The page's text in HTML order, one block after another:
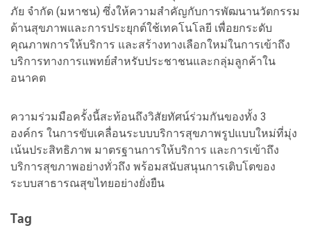
ภัย จำกัด (มหาชน) ซึ่งให้ความสำคัญกับการพัฒนานวัตกรรม
ด้านสุขภาพและการประยุกต์ใช้เทคโนโลยี เพื่อยกระดับ
คุณภาพการให้บริการ และสร้างทางเลือกใหม่ในการเข้าถึง
บริการทางการแพทย์สำหรับประชาชนและกลุ่มลูกค้าใน
อนาคต
ความร่วมมือครั้งนี้สะท้อนถึงวิสัยทัศน์ร่วมกันของทั้ง 3
องค์กร ในการขับเคลื่อนระบบบริการสุขภาพรูปแบบใหม่ที่มุ่ง
เน้นประสิทธิภาพ มาตรฐานการให้บริการ และการเข้าถึง
บริการสุขภาพอย่างทั่วถึง พร้อมสนับสนุนการเติบโตของ
ระบบสาธารณสุขไทยอย่างยั่งยืน
Tag